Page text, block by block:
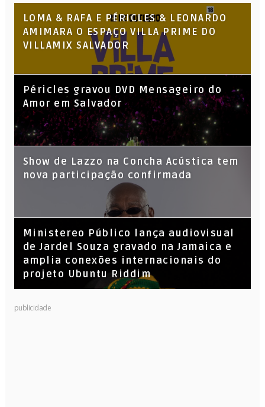
LOMA & RAFA E PÉRICLES & LEONARDO
AMIMARA O ESPAÇO VILLA PRIME DO
VILLAMIX SALVADOR
Péricles gravou DVD Mensageiro do
Amor em Salvador
Show de Lazzo na Concha Acústica tem
nova participação confirmada
​Ministereo Público lança audiovisual
de Jardel Souza gravado na Jamaica e
amplia conexões internacionais do
projeto Ubuntu Riddim
KL Jay (Racionais MC’s), DJ Raíz e DJ
publicidade